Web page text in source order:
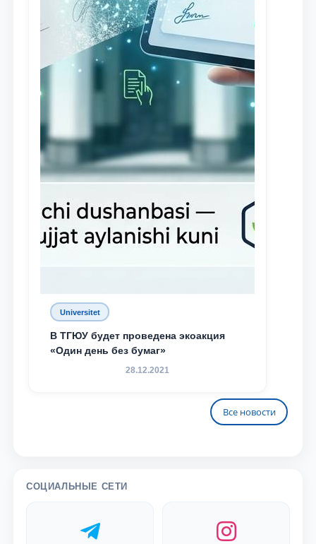
Universitet
В ТГЮУ будет проведена экоакция
«Один день без бумаг»
28.12.2021
Все новости
СОЦИАЛЬНЫЕ СЕТИ